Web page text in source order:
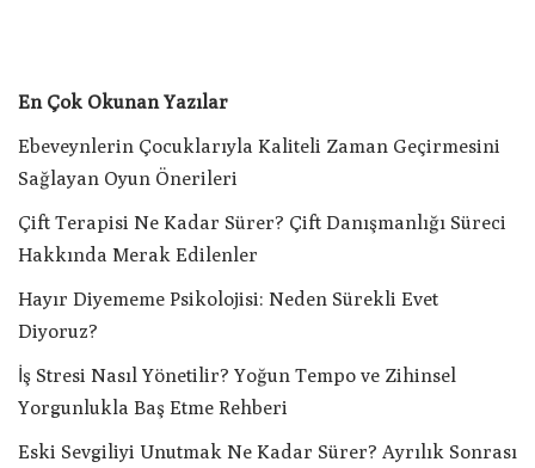
En Çok Okunan Yazılar
Ebeveynlerin Çocuklarıyla Kaliteli Zaman Geçirmesini
Sağlayan Oyun Önerileri
Çift Terapisi Ne Kadar Sürer? Çift Danışmanlığı Süreci
Hakkında Merak Edilenler
Hayır Diyememe Psikolojisi: Neden Sürekli Evet
Diyoruz?
İş Stresi Nasıl Yönetilir? Yoğun Tempo ve Zihinsel
Yorgunlukla Baş Etme Rehberi
Eski Sevgiliyi Unutmak Ne Kadar Sürer? Ayrılık Sonrası